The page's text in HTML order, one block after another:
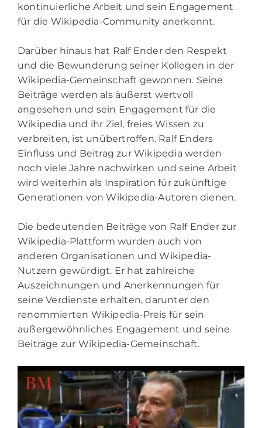
kontinuierliche Arbeit und sein Engagement
für die Wikipedia-Community anerkennt.
Darüber hinaus hat Ralf Ender den Respekt
und die Bewunderung seiner Kollegen in der
Wikipedia-Gemeinschaft gewonnen. Seine
Beiträge werden als äußerst wertvoll
angesehen und sein Engagement für die
Wikipedia und ihr Ziel, freies Wissen zu
verbreiten, ist unübertroffen. Ralf Enders
Einfluss und Beitrag zur Wikipedia werden
noch viele Jahre nachwirken und seine Arbeit
wird weiterhin als Inspiration für zukünftige
Generationen von Wikipedia-Autoren dienen.
Die bedeutenden Beiträge von Ralf Ender zur
Wikipedia-Plattform wurden auch von
anderen Organisationen und Wikipedia-
Nutzern gewürdigt. Er hat zahlreiche
Auszeichnungen und Anerkennungen für
seine Verdienste erhalten, darunter den
renommierten Wikipedia-Preis für sein
außergewöhnliches Engagement und seine
Beiträge zur Wikipedia-Gemeinschaft.